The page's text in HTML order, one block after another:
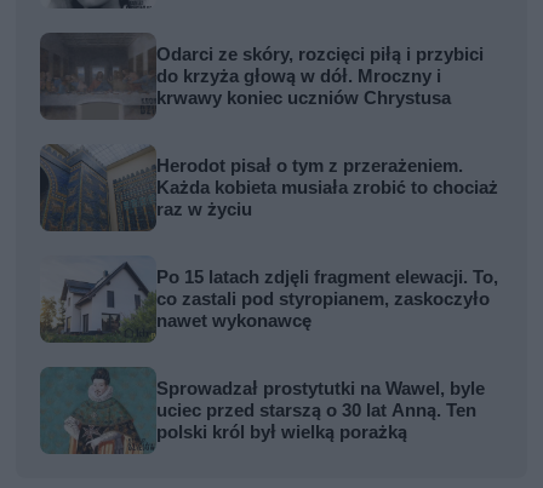
Odarci ze skóry, rozcięci piłą i przybici
do krzyża głową w dół. Mroczny i
krwawy koniec uczniów Chrystusa
Herodot pisał o tym z przerażeniem.
Każda kobieta musiała zrobić to chociaż
raz w życiu
Po 15 latach zdjęli fragment elewacji. To,
co zastali pod styropianem, zaskoczyło
nawet wykonawcę
Sprowadzał prostytutki na Wawel, byle
uciec przed starszą o 30 lat Anną. Ten
polski król był wielką porażką